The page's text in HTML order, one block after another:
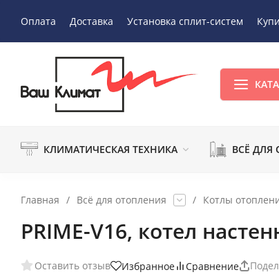
Оплата Доставка Установка сплит-систем
КЛИМАТИЧЕСКАЯ ТЕХНИКА ВСЁ ДЛЯ
Главная / Всё для отопления / Котлы
PRIME-V16, котел
Оставить отзыв Избранное Сравнение